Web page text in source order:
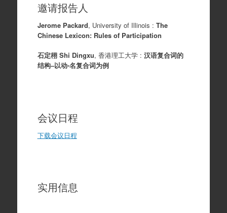
邀请报告人
Jerome Packard, University of Illinois : The
Chinese Lexicon: Rules of Participation
石定栩 Shi Dingxu, 香港理工大学 : 汉语复合词的
结构–以动-名复合词为例
会议日程
下载会议日程
实用信息